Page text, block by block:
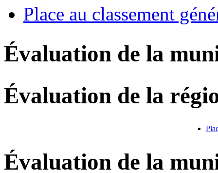
Place au classement
Évaluation de la
Évaluation de la
Évaluation de la